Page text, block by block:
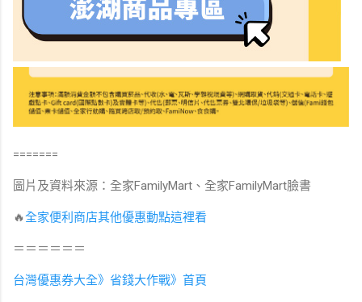
=======
圖片及資料來源：全家FamilyMart、全家FamilyMart臉書
🔥全家便利商店其他優惠動點這裡看
＝＝＝＝＝＝
台灣優惠券大全》省錢大作戰》首頁